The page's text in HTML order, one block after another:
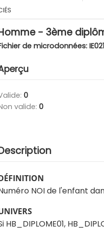
- 3ème
de microdonnées:
0
valide: 0
NOI de l'enfant
HB_DIPLOME01,